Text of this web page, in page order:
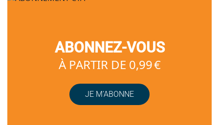
ABONNEZ-VOUS
À PARTIR DE 0,99 €
JE M’ABONNE